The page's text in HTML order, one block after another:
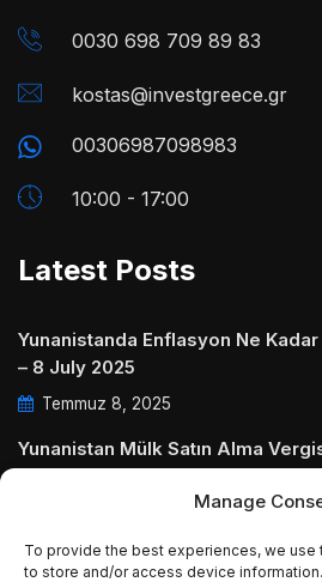
Manage
To provide the best experiences, we
to store and/or access device
0030 698 709 89 83
kostas@investgreece.gr
00306987098983
10:00 - 17:00
Latest Posts
Yunanistanda Enflasyon Ne
– 8 July 2025
Temmuz 8, 2025
Yunanistan Mülk Satın Alma
July 2025